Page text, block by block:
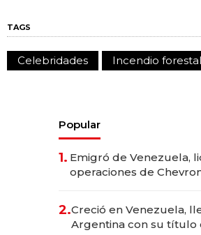
TAGS
Celebridades Incendio forestal
Popular
1. Emigró de Venezuela,
operaciones de
2.Creció en Venezuela,
Argentina con su título